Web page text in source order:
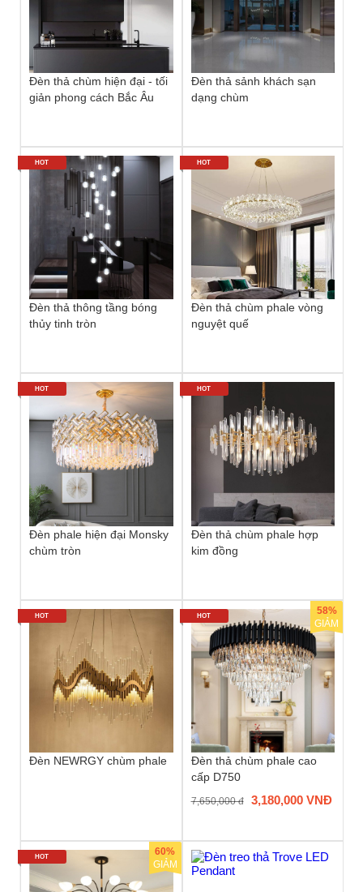
Đèn thả chùm hiện đại - tối
giản phong cách Bắc Âu
Đèn thả sảnh khách sạn
dạng chùm
Đèn thả thông tầng bóng
thủy tinh tròn
HOT
Đèn thả chùm phale vòng
nguyệt quế
HOT
Đèn phale hiện đại Monsky
chùm tròn
HOT
Đèn thả chùm phale hợp
kim đồng
HOT
Đèn NEWRGY chùm phale
HOT
Đèn thả chùm phale cao
cấp D750
7,650,000 đ 3,180,000 VNĐ
58%
GIẢM
HOT
60%
GIẢM
HOT